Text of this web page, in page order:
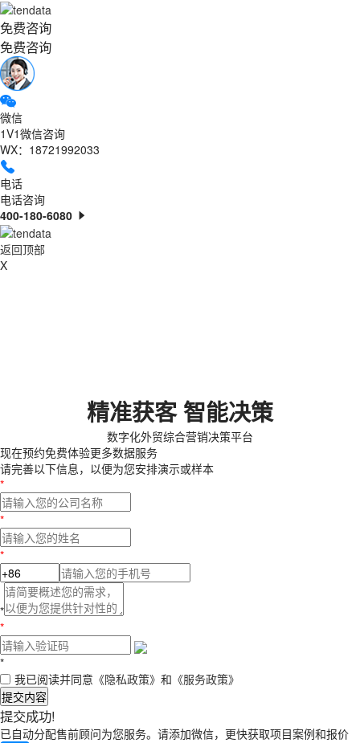
免费咨询
免费咨询
微信
1V1微信咨询
WX：18721992033
电话
电话咨询
400-180-6080
返回顶部
X
精准获客 智能决策
数字化外贸综合营销决策平台
现在预约免费体验更多数据服务
请完善以下信息，以便为您安排演示或样本
*
*
*
*
*
*
我已阅读并同意 《隐私政策》 和 《服务政策》
提交内容
提交成功!
已自动分配售前顾问为您服务。请添加微信，更快获取项目案例和报价